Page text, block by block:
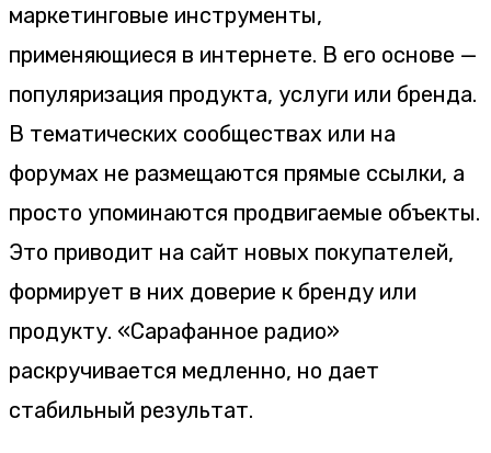
маркетинговые инструменты,
применяющиеся в интернете. В его основе —
популяризация продукта, услуги или бренда.
В тематических сообществах или на
форумах не размещаются прямые ссылки, а
просто упоминаются продвигаемые объекты.
Это приводит на сайт новых покупателей,
формирует в них доверие к бренду или
продукту. «Сарафанное радио»
раскручивается медленно, но дает
стабильный результат.